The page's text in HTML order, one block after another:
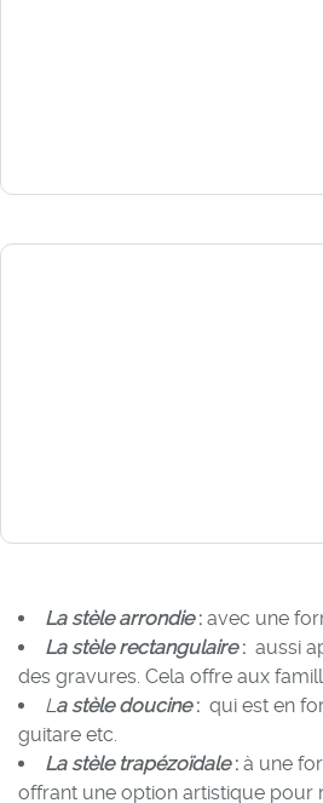
La stèle arrondie: avec une
La stèle rectangulaire: aussi
des gravures. Cela offre aux
La stèle doucine: qui est en
guitare etc.
La stèle trapézoïdale: à une
offrant une option artistique pour